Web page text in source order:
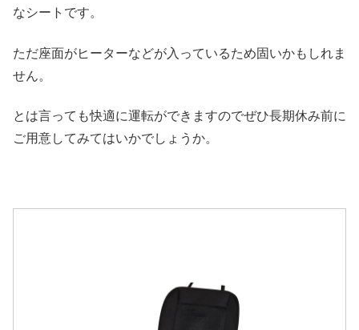
なシートです。
ただ座面がヒーターなどが入っているため固いかもしれま
せん。
とは言っても快適に運転ができますのでぜひ長期休み前に
ご用意してみてはいかでしょうか。